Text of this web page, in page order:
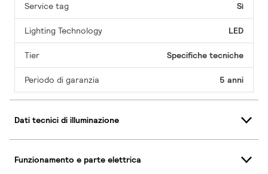
Service tag Sì
Lighting Technology LED
Tier Specifiche tecniche
Periodo di garanzia 5 anni
Dati tecnici di illuminazione
Funzionamento e parte elettrica